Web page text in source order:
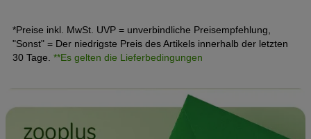
*Preise inkl. MwSt. UVP = unverbindliche Preisempfehlung,
"Sonst" = Der niedrigste Preis des Artikels innerhalb der letzten
30 Tage. **Es gelten die Lieferbedingungen